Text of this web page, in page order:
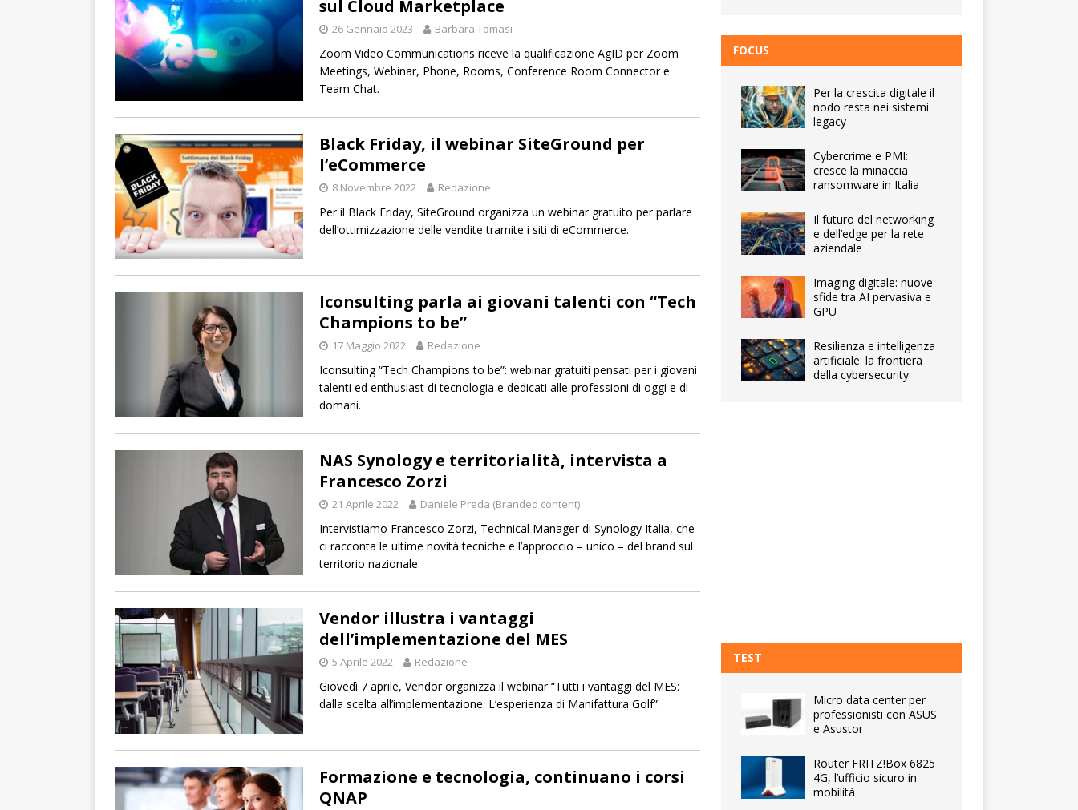
sul Cloud Marketplace
26 Gennaio 2023 Barbara Tomasi
Zoom Video Communications riceve la qualificazione AgID per Zoom
Meetings, Webinar, Phone, Rooms, Conference Room Connector e
Team Chat.
Black Friday, il webinar SiteGround per
l’eCommerce
8 Novembre 2022 Redazione
Per il Black Friday, SiteGround organizza un webinar gratuito per parlare
dell’ottimizzazione delle vendite tramite i siti di eCommerce.
Iconsulting parla ai giovani talenti con “Tech
Champions to be”
17 Maggio 2022 Redazione
Iconsulting “Tech Champions to be”: webinar gratuiti pensati per i giovani
talenti ed enthusiast di tecnologia e dedicati alle professioni di oggi e di
domani.
NAS Synology e territorialità, intervista a
Francesco Zorzi
21 Aprile 2022 Daniele Preda (Branded content)
Intervistiamo Francesco Zorzi, Technical Manager di Synology Italia, che
ci racconta le ultime novità tecniche e l’approccio – unico – del brand sul
territorio nazionale.
Vendor illustra i vantaggi
dell’implementazione del MES
5 Aprile 2022 Redazione
Giovedì 7 aprile, Vendor organizza il webinar “Tutti i vantaggi del MES:
dalla scelta all’implementazione. L’esperienza di Manifattura Golf”.
Formazione e tecnologia, continuano i corsi
QNAP
FOCUS
Per la crescita digitale il
nodo resta nei sistemi
legacy
Cybercrime e PMI:
cresce la minaccia
ransomware in Italia
Il futuro del networking
e dell’edge per la rete
aziendale
Imaging digitale: nuove
sfide tra AI pervasiva e
GPU
Resilienza e intelligenza
artificiale: la frontiera
della cybersecurity
TEST
Micro data center per
professionisti con ASUS
e Asustor
Router FRITZ!Box 6825
4G, l’ufficio sicuro in
mobilità